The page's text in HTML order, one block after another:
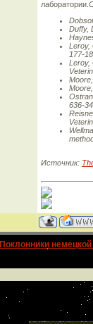
лаборатории.
Duffy,
Leroy,
177-
Leroy,
636-
Источник:
Поклонники